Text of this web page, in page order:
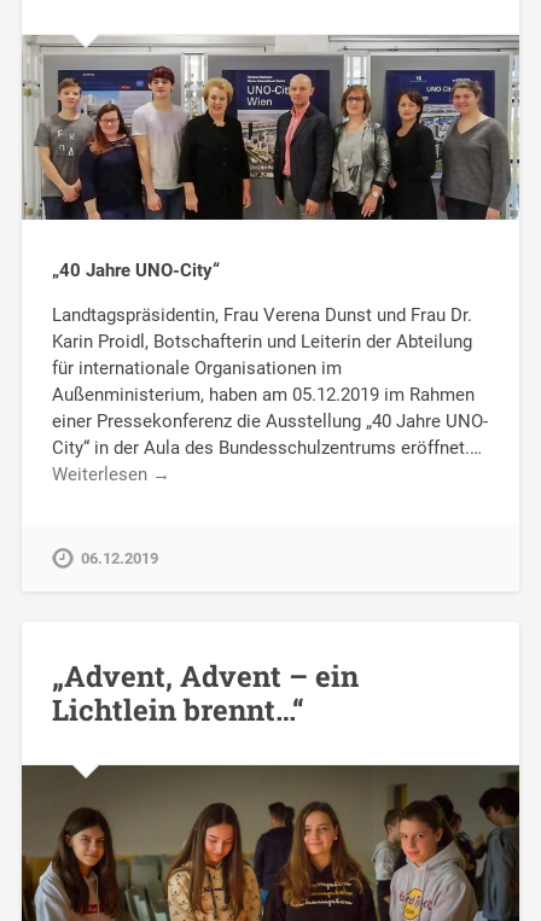
„40 Jahre UNO-City“
Landtagspräsidentin, Frau Verena Dunst und Frau Dr.
Karin Proidl, Botschafterin und Leiterin der Abteilung
für internationale Organisationen im
Außenministerium, haben am 05.12.2019 im Rahmen
einer Pressekonferenz die Ausstellung „40 Jahre UNO-
City“ in der Aula des Bundesschulzentrums eröffnet.…
Weiterlesen →
06.12.2019
„Advent, Advent – ein
Lichtlein brennt…“